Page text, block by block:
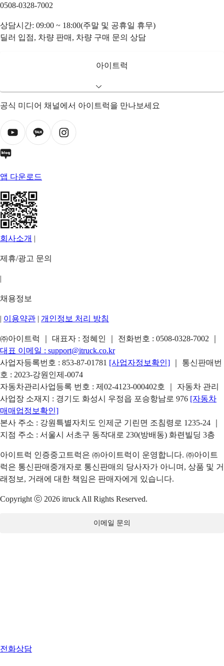
0508-0328-7002
상담시간: 09:00 ~ 18:00(주말 및 공휴일 휴무)
딜러 입점, 차량 판매, 차량 구매 문의 상담
아이트럭
공식 미디어 채널에서 아이트럭을 만나보세요
앱 다운로드
회사소개 |
제휴/광고 문의
|
채용정보
| 이용약관 | 개인정보 처리 방침
㈜아이트럭 ｜ 대표자 : 정혜인 ｜ 전화번호 : 0508-0328-7002
대표 이메일 : support@itruck.co.kr
사업자등록번호 : 853-87-01781 [사업자정보확인]
｜ 통신판매번
호 : 2023-강원인제-0074
자동차관리사업등록 번호 : 제02-4123-000402호 ｜ 자동차 관리
사업장 소재지 : 경기도 화성시 우정읍 포승항남로 976 [자동차
매매업정보확인]
본사 주소 : 강원특별자치도 인제군 기린면 조침령로 1235-24 ｜
지점 주소 : 서울시 서초구 동작대로 230(방배동) 화련빌딩 3층
아이트럭 인증중고트럭은 ㈜아이트럭이 운영합니다. ㈜아이트
럭은 통신판매중개자로 통신판매의 당사자가 아니며, 상품 및 거
래정보, 거래에 대한 책임은 판매자에게 있습니다.
Copyright ⓒ 2026 itruck All Rights Reserved.
이메일 문의
전화상담